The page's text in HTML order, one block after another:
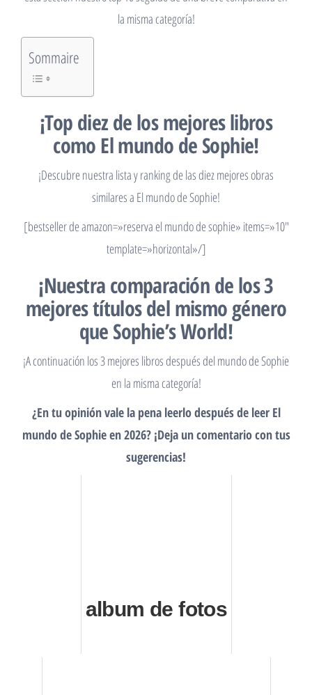
la misma categoría!
Sommaire
¡Top diez de los mejores libros
como El mundo de Sophie!
¡Descubre nuestra lista y ranking de las diez mejores obras
similares a El mundo de Sophie!
[bestseller de amazon=»reserva el mundo de sophie» items=»10″
template=»horizontal»/]
¡Nuestra comparación de los 3
mejores títulos del mismo género
que Sophie’s World!
¡A continuación los 3 mejores libros después del mundo de Sophie
en la misma categoría!
¿En tu opinión vale la pena leerlo después de leer El
mundo de Sophie en 2026? ¡Deja un comentario con tus
sugerencias!
album de fotos